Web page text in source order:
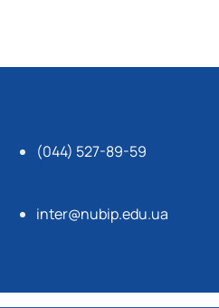
(044) 527-89-59
inter@nubip.edu.ua